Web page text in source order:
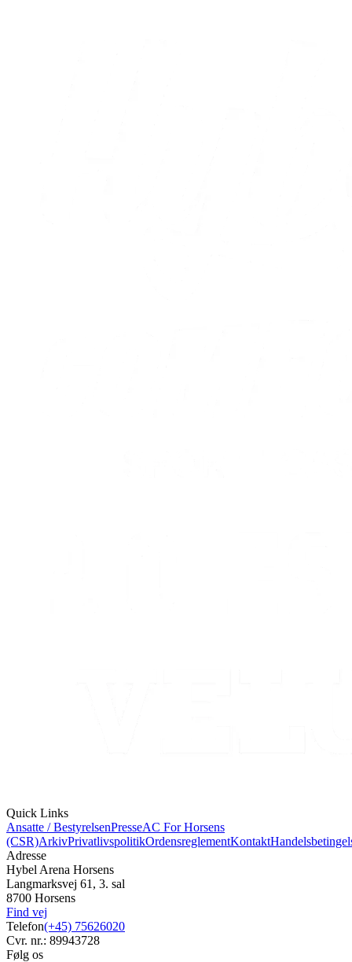
Quick Links
Ansatte / BestyrelsenPresseAC For Horsens
(CSR)ArkivPrivatlivspolitikOrdensreglementKontakt
Adresse
Hybel Arena Horsens
Langmarksvej 61, 3. sal
8700 Horsens
Find vej
Telefon(+45) 75626020
Cvr. nr.: 89943728
Følg os